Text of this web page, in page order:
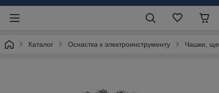
Каталог Оснастка к электроинструменту Чашки,